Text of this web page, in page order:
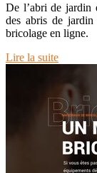
De l’abri de jardin
des abris de jardin
bricolage en ligne.
Lire la suite